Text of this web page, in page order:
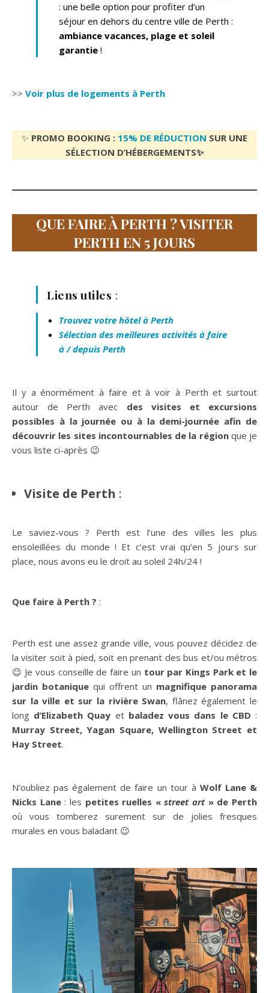
: une belle option pour profiter d’un
séjour en dehors du centre ville de Perth :
ambiance vacances, plage et soleil
garantie !
>> Voir plus de logements à Perth
✨ PROMO BOOKING : 15% DE RÉDUCTION SUR UNE
SÉLECTION D’HÉBERGEMENTS✨
QUE FAIRE À PERTH ? VISITER
PERTH EN 5 JOURS
Liens utiles :
Trouvez votre hôtel à Perth
Sélection des meilleures activités à faire
à / depuis Perth
Il y a énormément à faire et à voir à Perth et surtout
autour de Perth avec des visites et excursions
possibles à la journée ou à la demi-journée afin de
découvrir les sites incontournables de la régionque je
vous liste ci-après 😉
Visite de Perth :
Le saviez-vous ? Perth est l’une des villes les plus
ensoleillées du monde ! Et c’est vrai qu’en 5 jours sur
place, nous avons eu le droit au soleil 24h/24 !
Que faire à Perth ? :
Perth est une assez grande ville, vous pouvez décidez de
la visiter soit à pied, soit en prenant des bus et/ou métros
😉 Je vous conseille de faire un tour par Kings Park et le
jardin botanique qui offrent un magnifique panorama
sur la ville et sur la rivière Swan, flânez également le
long d’Elizabeth Quay et baladez vous dans le CBD :
Murray Street, Yagan Square, Wellington Street et
Hay Street.
N’oubliez pas également de faire un tour à Wolf Lane &
Nicks Lane: les petites ruelles «street art» de Perth
où vous tomberez surement sur de jolies fresques
murales en vous baladant 😉